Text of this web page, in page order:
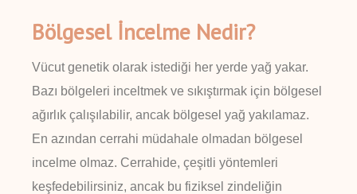
Bölgesel İncelme Nedir?
Vücut genetik olarak istediği her yerde yağ yakar.
Bazı bölgeleri inceltmek ve sıkıştırmak için bölgesel
ağırlık çalışılabilir, ancak bölgesel yağ yakılamaz.
En azından cerrahi müdahale olmadan bölgesel
incelme olmaz. Cerrahide, çeşitli yöntemleri
keşfedebilirsiniz, ancak bu fiziksel zindeliğin